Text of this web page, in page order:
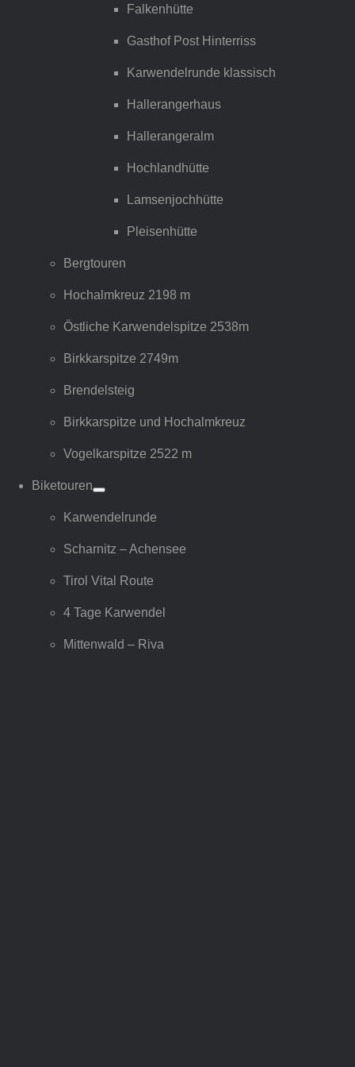
Falkenhütte
Gasthof Post Hinterriss
Karwendelrunde klassisch
Hallerangerhaus
Hallerangeralm
Hochlandhütte
Lamsenjochhütte
Pleisenhütte
Bergtouren
Hochalmkreuz 2198 m
Östliche Karwendelspitze 2538m
Birkkarspitze 2749m
Brendelsteig
Birkkarspitze und Hochalmkreuz
Vogelkarspitze 2522 m
Biketouren
Karwendelrunde
Scharnitz – Achensee
Tirol Vital Route
4 Tage Karwendel
Mittenwald – Riva